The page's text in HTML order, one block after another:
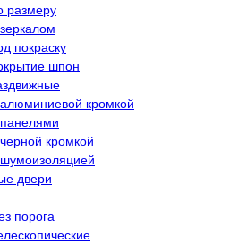
размеру
покраску
шпон
кромкой
кромкой
двери
порога